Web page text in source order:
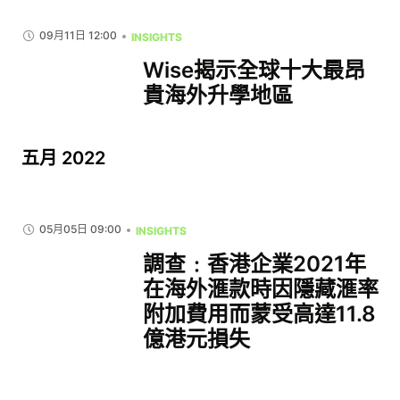
09月11日 12:00 INSIGHTS
Wise揭示全球十大最昂
貴海外升學地區
五月 2022
05月05日 09:00 INSIGHTS
調查﹕香港企業2021年
在海外滙款時因隱藏滙率
附加費用而蒙受高達11.8
億港元損失